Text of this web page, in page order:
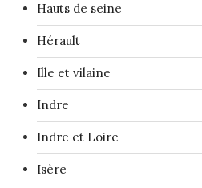
Hauts de seine
Hérault
Ille et vilaine
Indre
Indre et Loire
Isère